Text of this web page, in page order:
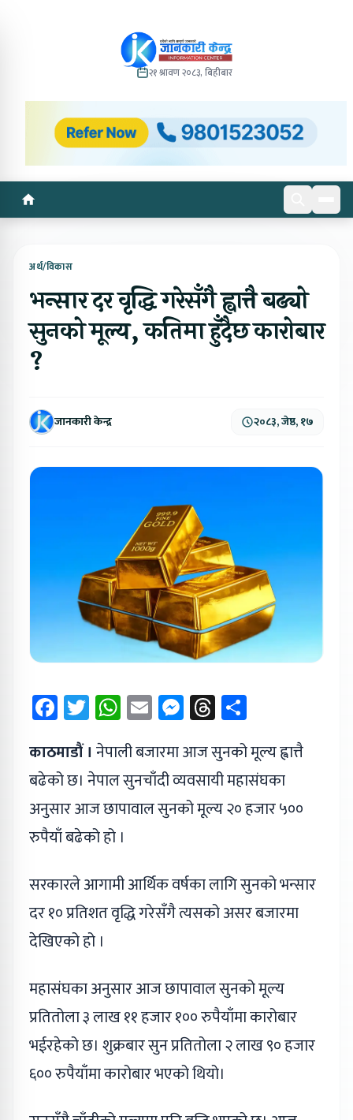
२१ श्रावण २०८३, बिहीबार
अर्थ/विकास
भन्सार दर वृद्धि गरेसँगै ह्वात्तै बढ्यो
सुनको मूल्य, कतिमा हुँदैछ कारोबार
?
जानकारी केन्द्र २०८३, जेष्ठ, १७
Facebook
Twitter
WhatsApp
EmailMessenger
Threads
काठमाडौं । नेपाली बजारमा आज सुनको मूल्य ह्वात्तै
बढेको छ। नेपाल सुनचाँदी व्यवसायी महासंघका
अनुसार आज छापावाल सुनको मूल्य २० हजार ५००
रुपैयाँ बढेको हो ।
सरकारले आगामी आर्थिक वर्षका लागि सुनको भन्सार
दर १० प्रतिशत वृद्धि गरेसँगै त्यसको असर बजारमा
देखिएको हो ।
महासंघका अनुसार आज छापावाल सुनको मूल्य
प्रतितोला ३ लाख ११ हजार १०० रुपैयाँमा कारोबार
भईरहेको छ। शुक्रबार सुन प्रतितोला २ लाख ९० हजार
६०० रुपैयाँमा कारोबार भएको थियो।